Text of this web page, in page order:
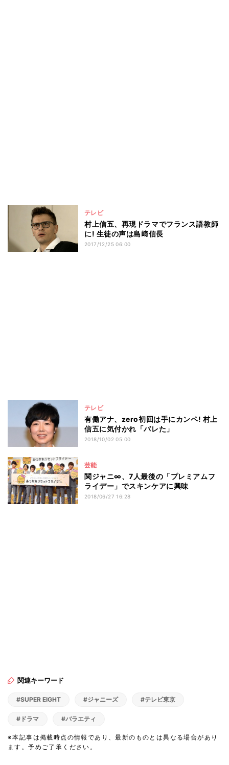
テレビ
村上信五、再現ドラマでフランス語教師
に! 生徒の声は島﨑信長
2017/12/25 06:00
テレビ
有働アナ、zero初回は手にカンペ! 村上
信五に気付かれ「バレた」
2018/10/02 05:00
芸能
関ジャニ∞、7人最後の「プレミアムフ
ライデー」でスキンケアに興味
2018/06/27 16:28
関連キーワード
#SUPER EIGHT #ジャニーズ #テレビ東京
#ドラマ #バラエティ
※本記事は掲載時点の情報であり、最新のものとは異なる場合があり
ます。予めご了承ください。